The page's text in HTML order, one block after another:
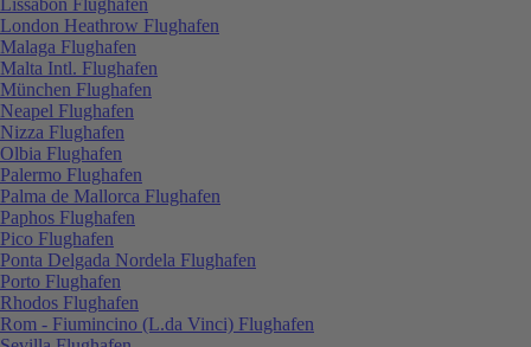
London Heathrow Flughafen
Malaga Flughafen
Malta Intl. Flughafen
München Flughafen
Neapel Flughafen
Nizza Flughafen
Olbia Flughafen
Palermo Flughafen
Palma de Mallorca Flughafen
Paphos Flughafen
Pico Flughafen
Ponta Delgada Nordela Flughafen
Porto Flughafen
Rhodos Flughafen
Rom - Fiumincino (L.da Vinci) Flughafen